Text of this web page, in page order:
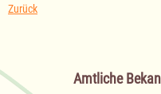
Zurück
Amtliche